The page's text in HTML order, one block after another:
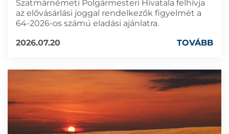
Szatmárnémeti Polgármesteri Hivatala felhívja
az elővásárlási joggal rendelkezők figyelmét a
64-2026-os számú eladási ajánlatra.
2026.07.20
TOVÁBB